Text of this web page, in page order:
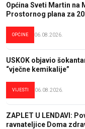
Općina Sveti Martin
Prostornog plana za
OPĆINE 06.08.2026.
USKOK objavio
“vječne kemikalije”
VIJESTI 06.08.2026.
ZAPLET U LENDAVI:
ravnateljice Doma